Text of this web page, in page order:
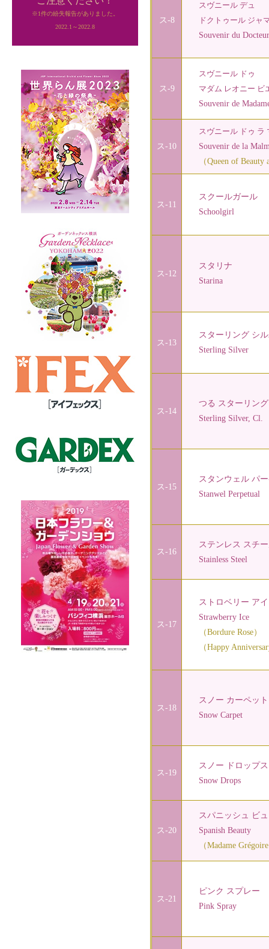
ス-8
スヴニール デュ
ドクトゥール ジャ
Souvenir du Docteur
ス-9
スヴニール ドゥ
マダム レオニー ビ
Souvenir de
ス-10
スヴニール ドゥ ラ
Souvenir de la
（Queen of Beauty
ス-11
スクールガール
Schoolgirl
ス-12
スタリナ
Starina
ス-13
スターリング シル
Sterling Silver
ス-14
つる スターリング
Sterling Silver, Cl.
ス-15
スタンウェル パー
Stanwel Perpetual
ス-16
ステンレス スチー
Stainless Steel
ス-17
ストロベリー アイ
Strawberry Ice
（Bordure Rose）
（Happy
ス-18
スノー カーペット
Snow Carpet
ス-19
スノー ドロップス
Snow Drops
ス-20
スパニッシュ ビュ
Spanish Beauty
（Madame Grégoire
ス-21
ピンク スプレー
Pink Spray
※1件の紛失報告がありました。
2022.1～2022.8